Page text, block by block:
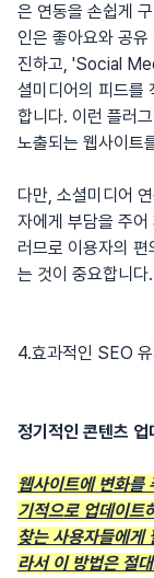
은 연동을 손쉽게
인은 좋아요와 공
진하고, 'Social
셜미디어의 피드를
합니다. 이런 플러
노출되는 웹사이트
다만, 소셜미디어
자에게 부담을 주
러므로 이용자의
는 것이 중요합니다.
4.효과적인 SEO
정기적인 콘텐츠 업
웹사이트에 변화를
기적으로 업데이트
찾는 사용자들에게
라서 이 방법은 절